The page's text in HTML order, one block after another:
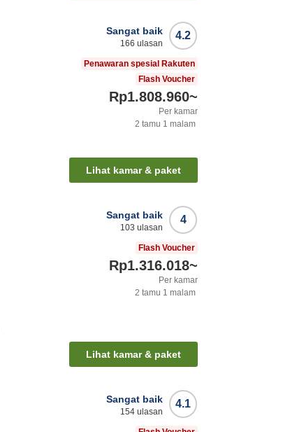
4.2
Sangat baik
166 ulasan
Penawaran spesial Rakuten
Flash Voucher
Rp1.808.960~
Per kamar
2 tamu 1 malam
Lihat kamar & paket
4
Sangat baik
103 ulasan
Flash Voucher
Rp1.316.018~
Per kamar
2 tamu 1 malam
Lihat kamar & paket
4.1
Sangat baik
154 ulasan